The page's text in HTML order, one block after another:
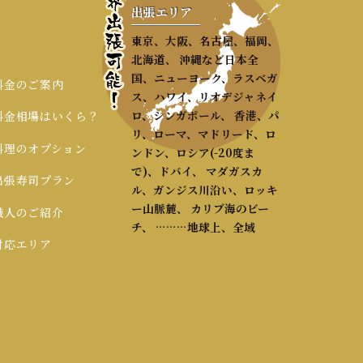
金のご案内
相場はいくら？
のオプション
張寿司プラン
人のご紹介
応エリア
出張エリア
東京、大阪、名古屋、福岡、
北海道、 沖縄など日本全
国、ニューヨーク、ラスベガ
ス、ハワイ、リオデジャネイ
ロ、シンガポール、 香港、パ
リ、ローマ、マドリード、ロ
ンドン、ロシア(-20度ま
で)、ドバイ、 マダガスカ
ル、ガンジス川沿い、ロッキ
ー山脈麓、 カリブ海のビー
チ、 ………地球上、全域